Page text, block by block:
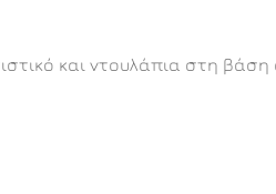
και ντουλάπια στη βάση